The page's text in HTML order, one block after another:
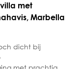
met
Marbella
dicht bij